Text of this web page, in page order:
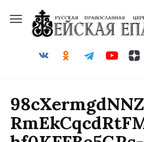
содержанию